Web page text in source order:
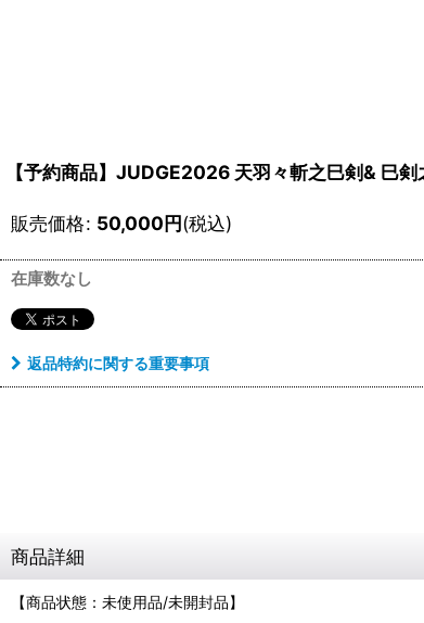
【予約商品】JUDGE2026 天羽々斬之巳剣& 巳
販売価格: 50,000円(税込)
在庫数なし
返品特約に関する重要事項
商品詳細
【商品状態：未使用品/未開封品】